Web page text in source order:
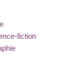
fiction